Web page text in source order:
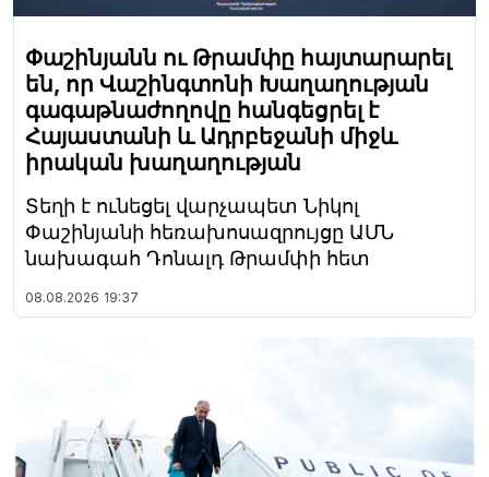
Փաշինյանն ու Թրամփը հայտարարել
են, որ Վաշինգտոնի Խաղաղության
գագաթնաժողովը հանգեցրել է
Հայաստանի և Ադրբեջանի միջև
իրական խաղաղության
Տեղի է ունեցել վարչապետ Նիկոլ
Փաշինյանի հեռախոսազրույցը ԱՄՆ
նախագահ Դոնալդ Թրամփի հետ
08.08.2026 19:37